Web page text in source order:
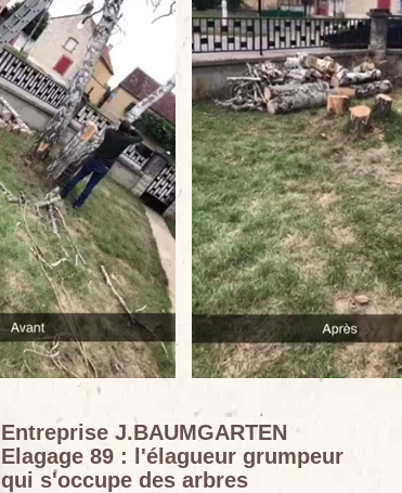
Entreprise J.BAUMGARTEN
Elagage 89 : l'élagueur grumpeur
qui s'occupe des arbres